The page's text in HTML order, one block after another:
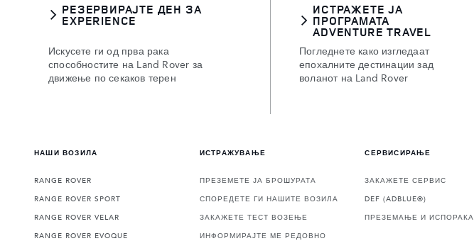
РЕЗЕРВИРАЈТЕ ДЕН ЗА
EXPERIENCE
Искусете ги од прва рака
способностите на Land Rover за
движење по секаков терен
ИСТРАЖЕТЕ ЈА
ПРОГРАМАТА
ADVENTURE TRAVEL
Погледнете како изгледаат
епохалните дестинации зад
воланот на Land Rover
НАШИ ВОЗИЛА
RANGE ROVER
RANGE ROVER SPORT
RANGE ROVER VELAR
RANGE ROVER EVOQUE
ИСТРАЖУВАЊЕ
ПРЕЗЕМЕТЕ ЈА БРОШУРАТА
СПОРЕДЕТЕ ГИ НАШИТЕ ВОЗИЛА
ЗАКАЖЕТЕ ТЕСТ ВОЗЕЊЕ
ИНФОРМИРАЈТЕ МЕ РЕДОВНО
СЕРВИСИРАЊЕ
ЗАКАЖЕТЕ СЕРВИС
DEF (ADBLUE®)
ПРЕЗЕМАЊЕ И ИСПОРАКА